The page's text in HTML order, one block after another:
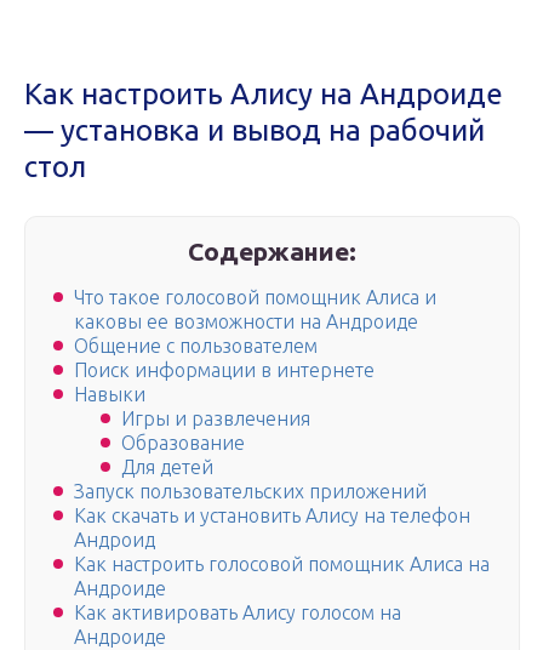
Как настроить Алису на Андроиде
— установка и вывод на рабочий
стол
Содержание:
Что такое голосовой помощник Алиса и
каковы ее возможности на Андроиде
Общение с пользователем
Поиск информации в интернете
Навыки
Игры и развлечения
Образование
Для детей
Запуск пользовательских приложений
Как скачать и установить Алису на телефон
Андроид
Как настроить голосовой помощник Алиса на
Андроиде
Как активировать Алису голосом на
Андроиде